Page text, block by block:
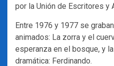
por la Unión de Escritores y
Entre 1976 y 1977 se
animados: La zorra y el
esperanza en el bosque, y
dramática: Ferdinando.